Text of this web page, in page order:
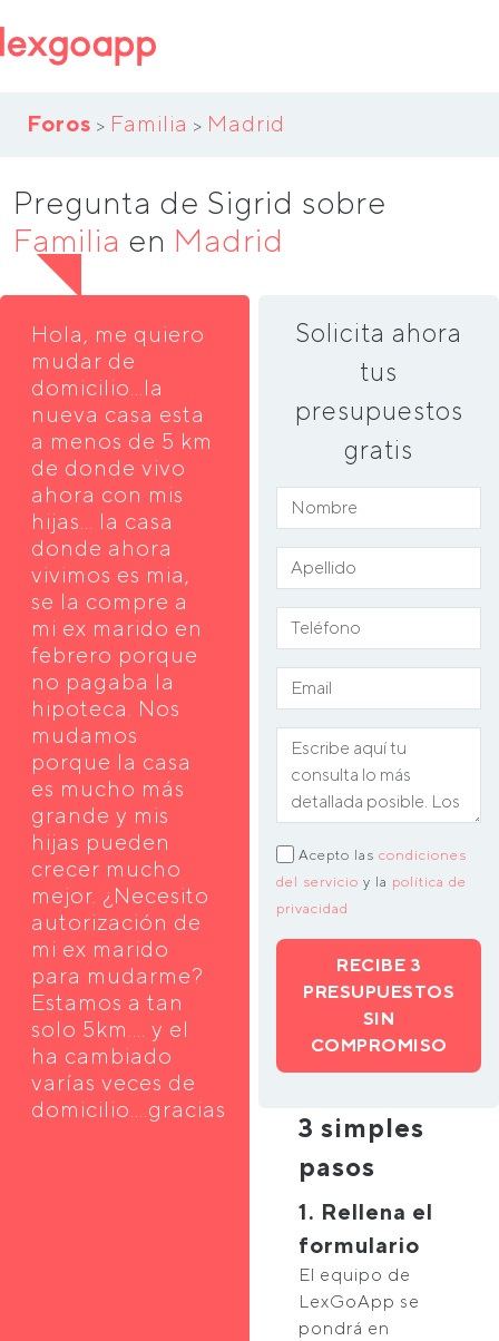
Foros > Familia > Madrid
Pregunta de Sigrid sobre
Familia en Madrid
Hola, me quiero
mudar de
domicilio...la
nueva casa esta
a menos de 5 km
de donde vivo
ahora con mis
hijas... la casa
donde ahora
vivimos es mia,
se la compre a
mi ex marido en
febrero porque
no pagaba la
hipoteca. Nos
mudamos
porque la casa
es mucho más
grande y mis
hijas pueden
crecer mucho
mejor. ¿Necesito
autorización de
mi ex marido
para mudarme?
Estamos a tan
solo 5km.... y el
ha cambiado
varías veces de
domicilio....gracias
Solicita ahora
tus
presupuestos
gratis
Acepto las condiciones
del servicio y la política de
privacidad
RECIBE 3
PRESUPUESTOS
SIN
COMPROMISO
3 simples
pasos
1. Rellena el
formulario
El equipo de
LexGoApp se
pondrá en